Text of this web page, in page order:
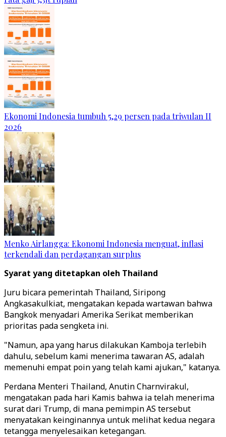
Ekonomi Indonesia tumbuh 5,29 persen pada triwulan II
2026
Menko Airlangga: Ekonomi Indonesia menguat, inflasi
terkendali dan perdagangan surplus
Syarat yang ditetapkan oleh Thailand
Juru bicara pemerintah Thailand, Siripong
Angkasakulkiat, mengatakan kepada wartawan bahwa
Bangkok menyadari Amerika Serikat memberikan
prioritas pada sengketa ini.
"Namun, apa yang harus dilakukan Kamboja terlebih
dahulu, sebelum kami menerima tawaran AS, adalah
memenuhi empat poin yang telah kami ajukan," katanya.
Perdana Menteri Thailand, Anutin Charnvirakul,
mengatakan pada hari Kamis bahwa ia telah menerima
surat dari Trump, di mana pemimpin AS tersebut
menyatakan keinginannya untuk melihat kedua negara
tetangga menyelesaikan ketegangan.